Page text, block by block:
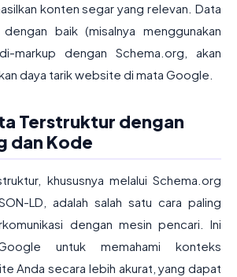
konten segar yang relevan. Data
baik (misalnya menggunakan
markup dengan Schema.org, akan
daya tarik website di mata Google.
Terstruktur dengan
dan Kode
khususnya melalui Schema.org
LD, adalah salah satu cara paling
dengan mesin pencari. Ini
untuk memahami konteks
Anda secara lebih akurat, yang dapat